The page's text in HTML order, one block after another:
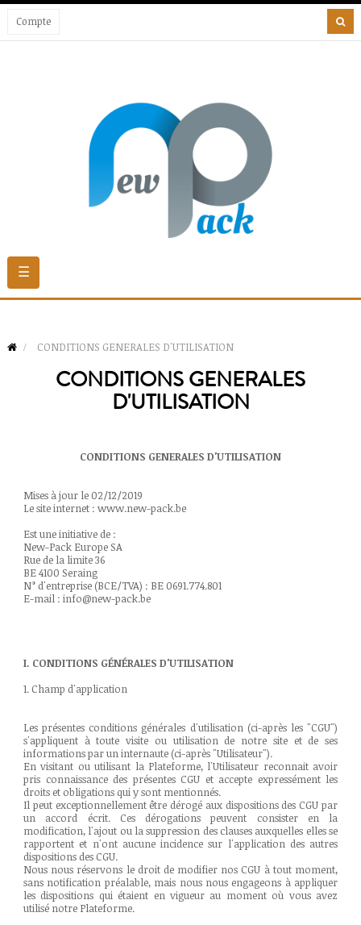
Compte
Basculer
la
navigation
☰
CONDITIONS GENERALES D'UTILISATION
CONDITIONS GENERALES
D'UTILISATION
CONDITIONS GENERALES D'UTILISATION
Mises à jour le 02/12/2019
Le site internet : www.new-pack.be
Est une initiative de :
New-Pack Europe SA
Rue de la limite 36
BE 4100 Seraing
N° d'entreprise (BCE/TVA) : BE 0691.774.801
E-mail : info@new-pack.be
I. CONDITIONS GÉNÉRALES D'UTILISATION
1. Champ d'application
Les présentes conditions générales d'utilisation (ci-après les "CGU")
s'appliquent à toute visite ou utilisation de notre site et de ses
informations par un internaute (ci-après "Utilisateur").
En visitant ou utilisant la Plateforme, l'Utilisateur reconnait avoir
pris connaissance des présentes CGU et accepte expressément les
droits et obligations qui y sont mentionnés.
Il peut exceptionnellement être dérogé aux dispositions des CGU par
un accord écrit. Ces dérogations peuvent consister en la
modification, l'ajout ou la suppression des clauses auxquelles elles se
rapportent et n'ont aucune incidence sur l'application des autres
dispositions des CGU.
Nous nous réservons le droit de modifier nos CGU à tout moment,
sans notification préalable, mais nous nous engageons à appliquer
les dispositions qui étaient en vigueur au moment où vous avez
utilisé notre Plateforme.